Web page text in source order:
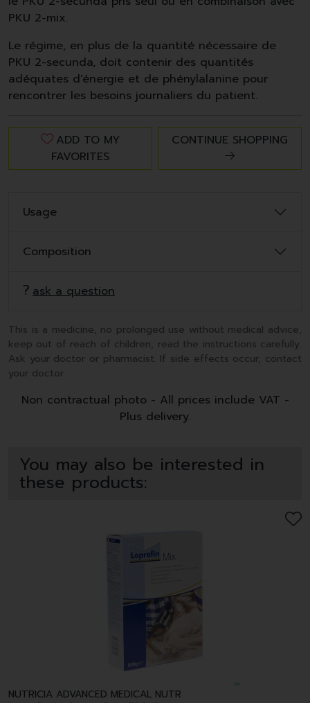
PKU 2-mix.
Le régime, en plus de la quantité nécessaire de
PKU 2-secunda, doit contenir des quantités
adéquates d'énergie et de phénylalanine pour
rencontrer les besoins journaliers du patient.
ADD TO MY
FAVORITES
CONTINUE SHOPPING
Usage
Composition
ask a question
This is a medicine, no prolonged use without medical advice,
keep out of reach of children, read the instructions carefully.
Ask your doctor or pharmacist. If side effects occur, contact
your doctor.
Non contractual photo - All prices include VAT -
Plus delivery.
You may also be interested in
these products:
NUTRICIA ADVANCED MEDICAL NUTR